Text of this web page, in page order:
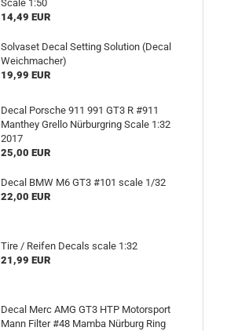
Scale 1:50
14,49 EUR
Solvaset Decal Setting Solution (Decal
Weichmacher)
19,99 EUR
Decal Porsche 911 991 GT3 R #911
Manthey Grello Nürburgring Scale 1:32
2017
25,00 EUR
Decal BMW M6 GT3 #101 scale 1/32
22,00 EUR
Tire / Reifen Decals scale 1:32
21,99 EUR
Decal Merc AMG GT3 HTP Motorsport
Mann Filter #48 Mamba Nürburg Ring